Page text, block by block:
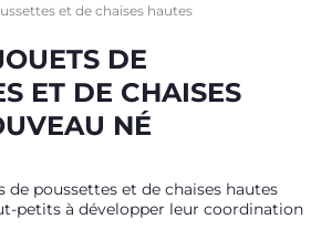
et de chaises hautes
DE
ET DE CHAISES
NÉ
de poussettes et de chaises hautes
petits à développer leur coordination